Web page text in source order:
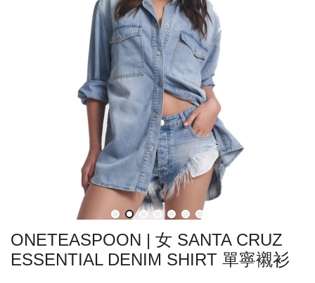
ONETEASPOON | 女 SANTA CRUZ
ESSENTIAL DENIM SHIRT 單寧襯衫